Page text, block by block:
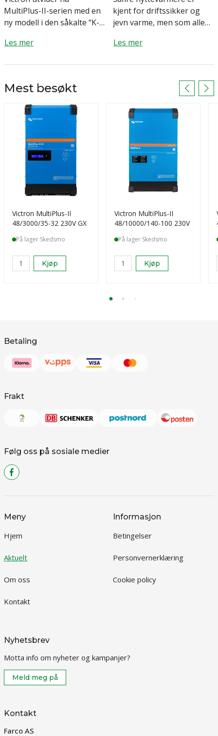
MultiPlus-II-serien med en
ny modell i den såkalte “K-
12/4K/160-32. Dette er en
Les mer
kjent for driftssikker og
jevn varme, men som alle
de jevnlig service. Med
Les mer
Mest besøkt
Victron MultiPlus-II
48/3000/35-32 230V GX
På lager Skedsmo
Kjøp
Victron MultiPlus-II
48/10000/140-100 230V
På lager Skedsmo
Kjøp
Betaling
Frakt
Følg oss på sosiale medier
Meny
Hjem
Aktuelt
Om oss
Kontakt
Informasjon
Betingelser
Personvernerklæring
Cookie policy
Nyhetsbrev
Motta info om nyheter og kampanjer?
Meld meg på
Kontakt
Farco AS